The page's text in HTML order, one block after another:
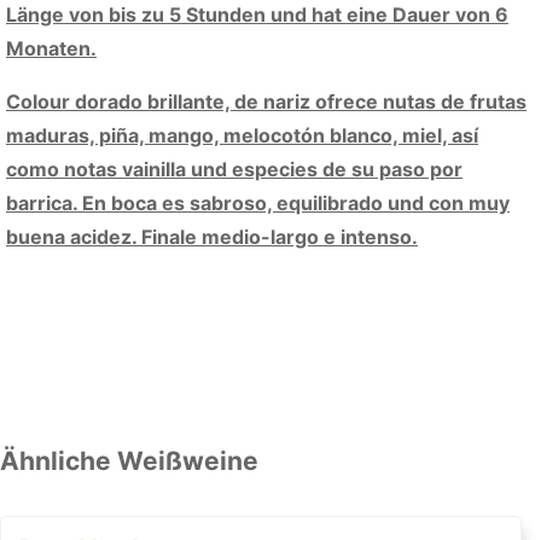
Länge von bis zu 5 Stunden und hat eine Dauer von 6
Monaten.
Colour dorado brillante, de nariz ofrece nutas de frutas
maduras, piña, mango, melocotón blanco, miel, así
como notas vainilla und especies de su paso por
barrica. En boca es sabroso, equilibrado und con muy
buena acidez. Finale medio-largo e intenso.
Ähnliche Weißweine